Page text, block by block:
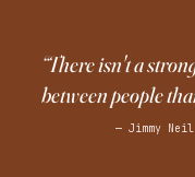
“There isn't a
between people
— Jimmy